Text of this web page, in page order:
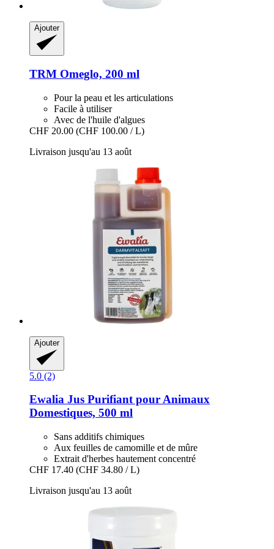
Ajouter
TRM Omeglo, 200 ml
Pour la peau et les articulations
Facile à utiliser
Avec de l'huile d'algues
CHF 20.00 (CHF 100.00 / L)
Livraison jusqu'au 13 août
Ajouter
5.0 (2)
Ewalia Jus Purifiant pour Animaux
Domestiques, 500 ml
Sans additifs chimiques
Aux feuilles de camomille et de mûre
Extrait d'herbes hautement concentré
CHF 17.40 (CHF 34.80 / L)
Livraison jusqu'au 13 août